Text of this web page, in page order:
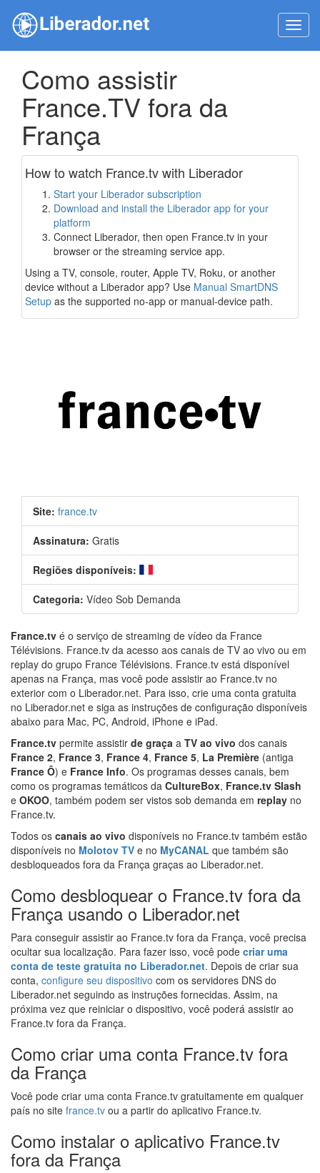
Como assistir
France.TV fora da
França
How to watch France.tv with Liberador
Start your Liberador subscription
Download and install the Liberador app for your
platform
Connect Liberador, then open France.tv in your
browser or the streaming service app.
Using a TV, console, router, Apple TV, Roku, or another
device without a Liberador app? Use Manual SmartDNS
Setup as the supported no-app or manual-device path.
Site: france.tv
Assinatura: Gratis
Regiões disponíveis:
Categoria: Vídeo Sob Demanda
France.tv é o serviço de streaming de vídeo da France
Télévisions. France.tv da acesso aos canais de TV ao vivo ou em
replay do grupo France Télévisions. France.tv está disponível
apenas na França, mas você pode assistir ao France.tv no
exterior com o Liberador.net. Para isso, crie uma conta gratuita
no Liberador.net e siga as instruções de configuração disponíveis
abaixo para Mac, PC, Android, iPhone e iPad.
France.tv permite assistir de graça a TV ao vivo dos canais
France 2, France 3, France 4, France 5, La Première (antiga
France Ô) e France Info. Os programas desses canais, bem
como os programas temáticos da CultureBox, France.tv Slash
e OKOO, também podem ser vistos sob demanda em replay no
France.tv.
Todos os canais ao vivo disponíveis no France.tv também estão
disponíveis no Molotov TV e no MyCANAL que também são
desbloqueados fora da França graças ao Liberador.net.
Como desbloquear o France.tv fora da
França usando o Liberador.net
Para conseguir assistir ao France.tv fora da França, você precisa
ocultar sua localização. Para fazer isso, você pode criar uma
conta de teste gratuita no Liberador.net. Depois de criar sua
conta, configure seu dispositivo com os servidores DNS do
Liberador.net seguindo as instruções fornecidas. Assim, na
próxima vez que reiniciar o dispositivo, você poderá assistir ao
France.tv fora da França.
Como criar uma conta France.tv fora
da França
Você pode criar uma conta France.tv gratuitamente em qualquer
país no site france.tv ou a partir do aplicativo France.tv.
Como instalar o aplicativo France.tv
fora da França